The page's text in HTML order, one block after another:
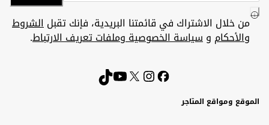
من خلال الاشتراك في قائمتنا البريدية، فإنك تقبلالشروط
والأحكام وسياسة الخصوصية وملفات تعريف الارتباط.
الموقع ومواقع المتاجر